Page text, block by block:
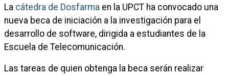
La cátedra de Dosfarma en la UPCT ha convocado una
nueva beca de iniciación a la investigación para el
desarrollo de software, dirigida a estudiantes de la
Escuela de Telecomunicación.
Las tareas de quien obtenga la beca serán realizar